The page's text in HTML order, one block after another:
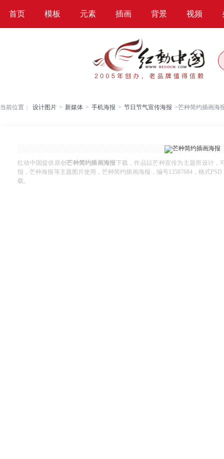
首页 模板 元素 插画 背景 视频
当前位置： 设计图片 > 新媒体 > 手机海报 > 节日节气宣传海报 >芒种简约插画海
红动中国提供原创芒种简约插画海报下载，作品以芒种宣传为主题而设计，
报，芒种海报等主题图片使用，芒种简约插画海报，编号13587684，格式
载。